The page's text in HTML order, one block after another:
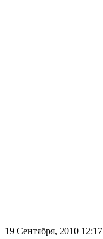
19 Сентября, 2010 12:17